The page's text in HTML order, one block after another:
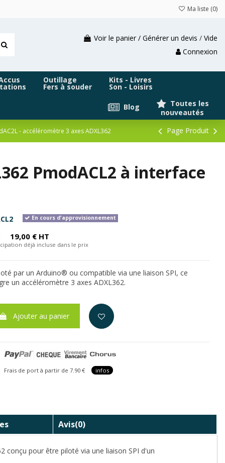
Ma liste (0)
Voir le panier / Générer un devis / Vide
Connexion
Outillage
Fers à souder
Kits - Livres
Son - Loisirs
Toutes les
nouveautés
Blog
- accéléromètre 3 axes ADXL362 Page Produit
PmodACL2 à interface
En cours d'approvisionnement
19,00 € HT
déjà incluse dans le prix
par un Arduino® ou compatible via une liaison SPI, ce
un accéléromètre 3 axes ADXL362.
Ajouter au panier
de port à partir de 7.90 € infos
Avis(0)
conçu pour être piloté via une liaison SPI d'un